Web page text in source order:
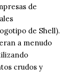
de
de Shell).
a menudo
crudos y